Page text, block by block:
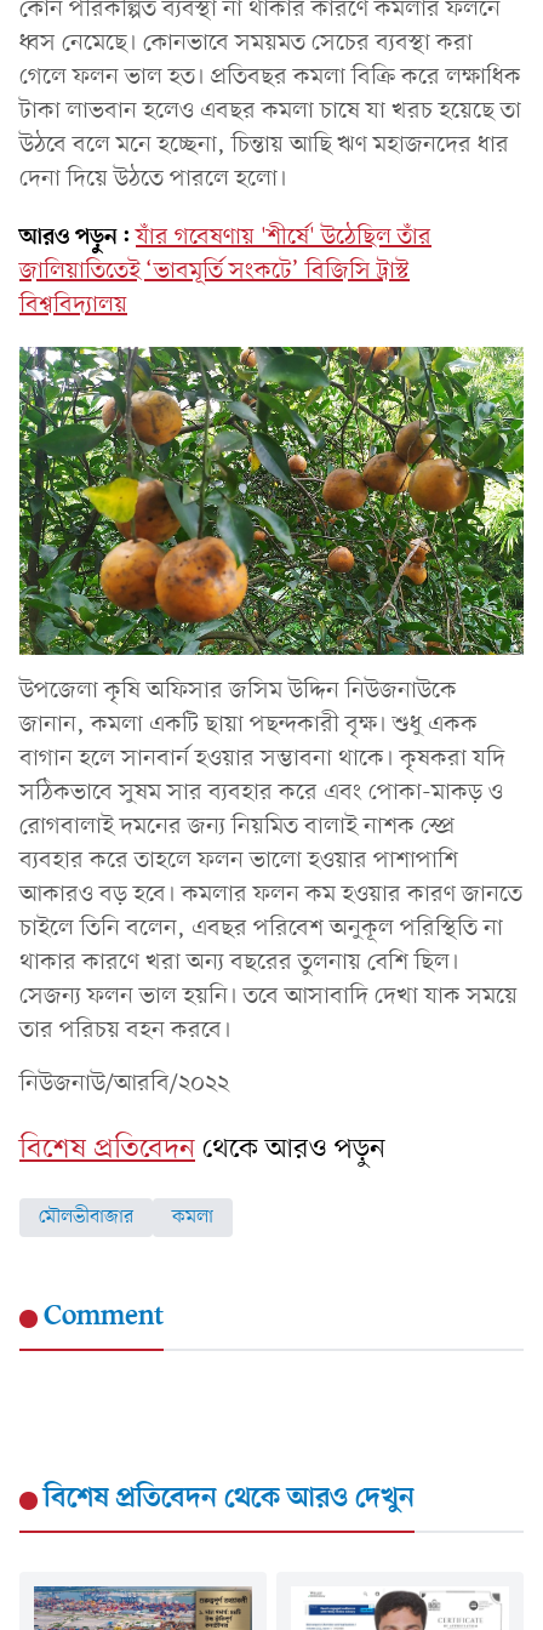
কোন পরিকল্পিত ব্যবস্থা না থাকার কারণে কমলার ফলনে
ধ্বস নেমেছে। কোনভাবে সময়মত সেচের ব্যবস্থা করা
গেলে ফলন ভাল হত। প্রতিবছর কমলা বিক্রি করে লক্ষাধিক
টাকা লাভবান হলেও এবছর কমলা চাষে যা খরচ হয়েছে তা
উঠবে বলে মনে হচ্ছেনা, চিন্তায় আছি ঋণ মহাজনদের ধার
দেনা দিয়ে উঠতে পারলে হলো।
আরও পড়ুন: যাঁর গবেষণায় 'শীর্ষে' উঠেছিল তাঁর
জালিয়াতিতেই ‘ভাবমূর্তি সংকটে’ বিজিসি ট্রাস্ট
বিশ্ববিদ্যালয়
উপজেলা কৃষি অফিসার জসিম উদ্দিন নিউজনাউকে
জানান, কমলা একটি ছায়া পছন্দকারী বৃক্ষ। শুধু একক
বাগান হলে সানবার্ন হওয়ার সম্ভাবনা থাকে। কৃষকরা যদি
সঠিকভাবে সুষম সার ব্যবহার করে এবং পোকা-মাকড় ও
রোগবালাই দমনের জন্য নিয়মিত বালাই নাশক স্প্রে
ব্যবহার করে তাহলে ফলন ভালো হওয়ার পাশাপাশি
আকারও বড় হবে। কমলার ফলন কম হওয়ার কারণ জানতে
চাইলে তিনি বলেন, এবছর পরিবেশ অনুকূল পরিস্থিতি না
থাকার কারণে খরা অন্য বছরের তুলনায় বেশি ছিল।
সেজন্য ফলন ভাল হয়নি। তবে আসাবাদি দেখা যাক সময়ে
তার পরিচয় বহন করবে।
নিউজনাউ/আরবি/২০২২
বিশেষ প্রতিবেদনথেকে আরও পড়ুন
মৌলভীবাজার কমলা
Comment
বিশেষ প্রতিবেদনথেকে আরও দেখুন